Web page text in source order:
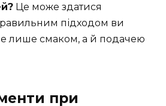
Це може здатися
підходом ви
лише смаком, а й подачею
при